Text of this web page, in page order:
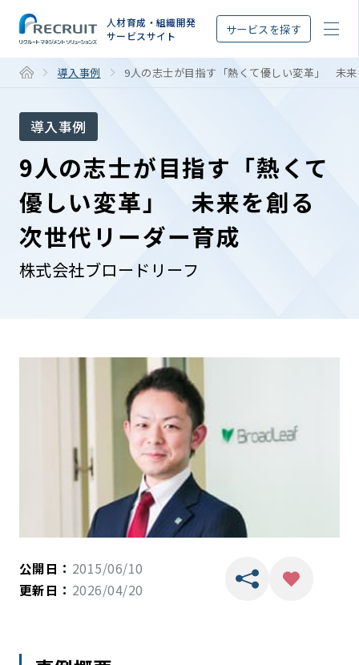
人材育成・組織開発
サービスサイト
サービスを探す
導入事例 9人の志士が目指す「熱くて優しい変革」 未
導入事例
9人の志士が目指す「熱くて
優しい変革」 未来を創る
次世代リーダー育成
株式会社ブロードリーフ
公開日： 2015/06/10
更新日： 2026/04/20